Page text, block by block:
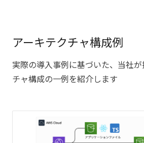
アーキテクチャ構成例
実際の導入事例に基づいた、当社
チャ構成の一例を紹介します